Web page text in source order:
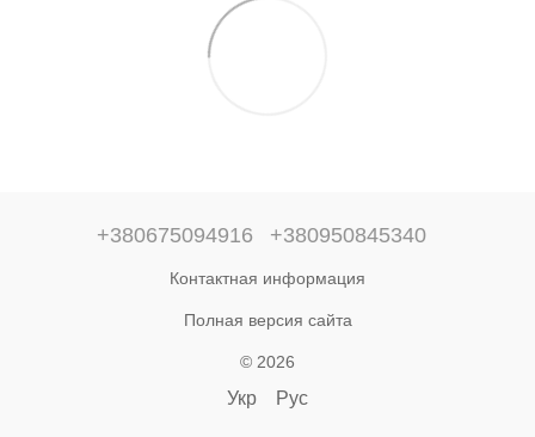
+380675094916 +380950845340
Контактная информация
Полная версия сайта
© 2026
Укр Рус